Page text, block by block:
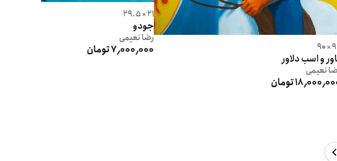
و اسب دلاور
نعیمی
تومان
21 × 29.5
جودو
رضانعیمی
7٬000٬000 تومان